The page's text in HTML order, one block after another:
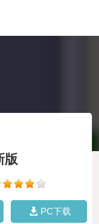
版
PC下载